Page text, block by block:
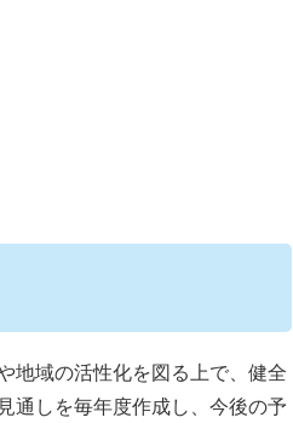
地域の活性化を図る上で、健全
通しを毎年度作成し、今後の予